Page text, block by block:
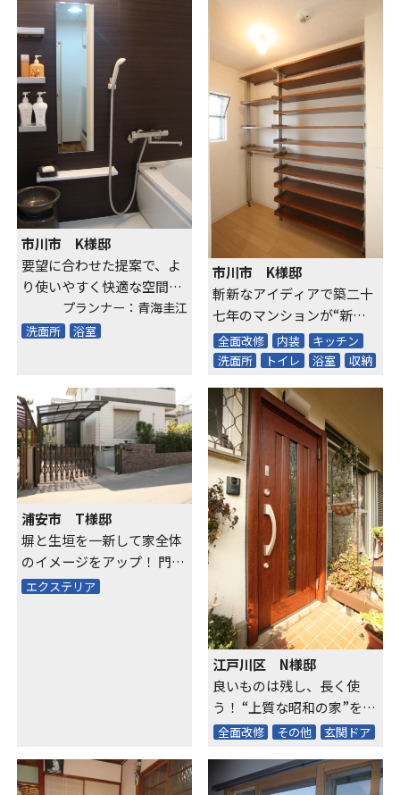
市川市 K様邸
要望に合わせた提案で、よ
り使いやすく快適な空間
プランナー：青海圭江
洗面所 浴室
市川市 K様邸
斬新なアイディアで築二十
七年のマンションが“新築
以上”に！
全面改修 内装
キッチン
洗面所
トイレ 浴室 収納
浦安市 T様邸
塀と生垣を一新して家全体
のイメージをアップ！ 門扉
の工夫で駐輪スペースも
エクステリア
江戸川区 N様邸
良いものは残し、長く使
う！ “上質な昭和の家”を平
成風に再現
全面改修 その他 玄関ドア